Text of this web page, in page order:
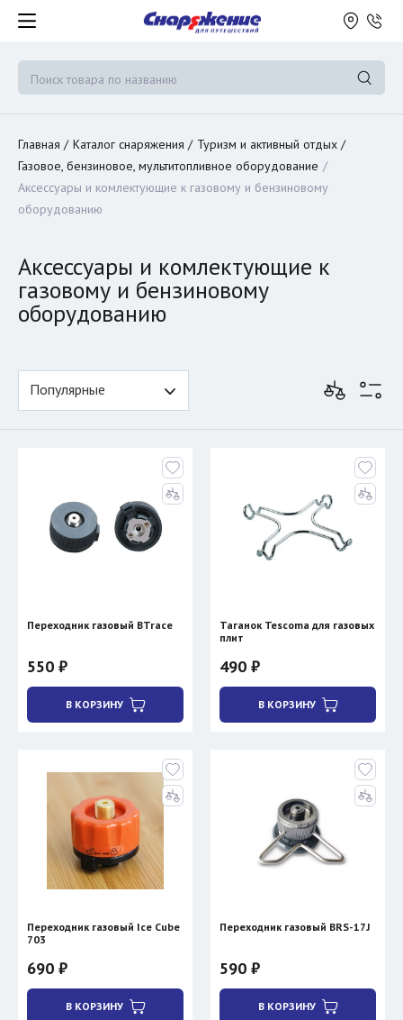
Главная Каталог снаряжения
Туризм и активный отдых
Газовое, бензиновое, мультитопливное оборудование
Аксессуары и комлектующие к газовому и бензиновому
оборудованию
Аксессуары и комлектующие к
газовому и бензиновому
оборудованию
Популярные
Переходник газовый BTrace
550 ₽
В КОРЗИНУ
Таганок Tescoma для газовых
плит
490 ₽
В КОРЗИНУ
Переходник газовый Ice Cube
703
690 ₽
В КОРЗИНУ
Переходник газовый BRS-17J
590 ₽
В КОРЗИНУ